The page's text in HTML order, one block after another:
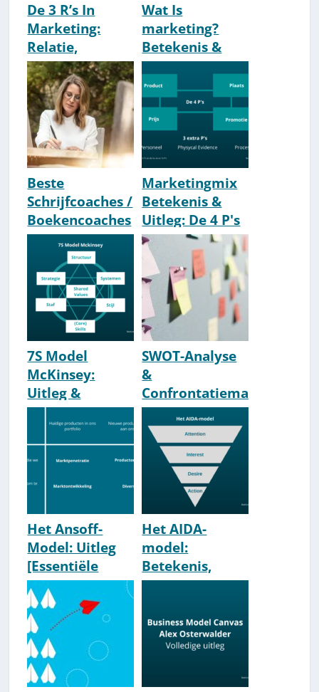
De 3 R’s In
Marketing:
Relatie,
Reputatie &
Respons
[Uitleg]
Wat Is
marketing?
Betekenis &
Academische
Definitie
(Verhage)
Beste
Schrijfcoaches /
Boekencoaches
[Top 10
Nederland]
[2026]
Marketingmix
Betekenis &
Uitleg: De 4 P's
(en extra P's)
7S Model
McKinsey:
Uitleg &
Voorbeelden
SWOT-Analyse
&
Confrontatiema
trix [Uitleg &
Voorbeelden]
Het Ansoff-
Model: Uitleg
[Essentiële
Marketing-
Matrix]
Het AIDA-
model:
Betekenis,
Uitleg &